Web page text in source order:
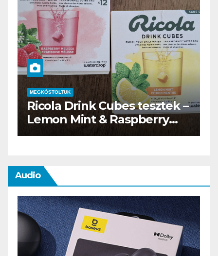
Cubes tesztek –
& Raspberry
MEGKÓSTOLTUK
Waterdrop üdítő
teszt
Audio